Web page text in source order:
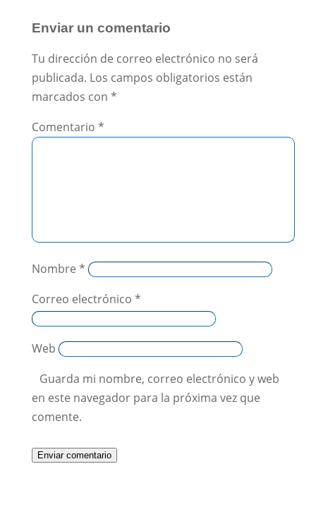
Enviar un comentario
Tu dirección de correo electrónico no será
publicada. Los campos obligatorios están
marcados con *
Comentario *
Nombre *
Correo electrónico *
Web
Guarda mi nombre, correo electrónico y web
en este navegador para la próxima vez que
comente.
Enviar comentario